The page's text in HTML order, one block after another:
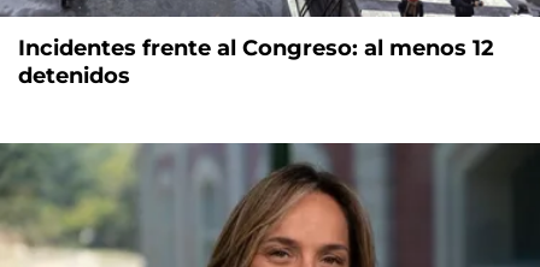
Incidentes frente al Congreso: al menos 12
detenidos